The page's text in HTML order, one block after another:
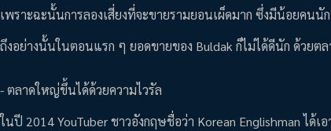
เพราะฉะนั้นการลองเสี่ยงที่จะขายรามยอนเผ็ดมาก ซึ่งมีน้อยคน
ถึงอย่างนั้นในตอนแรก ๆ ยอดขายของ Buldak ก็ไม่ได้ดีนัก ด้วยต
- ตลาดใหญ่ขึ้นได้ด้วยความไวรัล
ในปี 2014 YouTuber ชาวอังกฤษชื่อว่า Korean Englishman ได้